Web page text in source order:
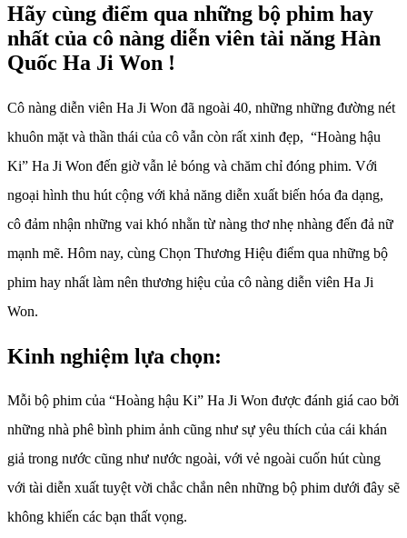
Hãy cùng điểm qua những bộ phim hay
nhất của cô nàng diễn viên tài năng Hàn
Quốc Ha Ji Won !
Cô nàng diễn viên Ha Ji Won đã ngoài 40, những những đường nét
khuôn mặt và thần thái của cô vẫn còn rất xinh đẹp, “Hoàng hậu
Ki” Ha Ji Won đến giờ vẫn lẻ bóng và chăm chỉ đóng phim. Với
ngoại hình thu hút cộng với khả năng diễn xuất biến hóa đa dạng,
cô đảm nhận những vai khó nhằn từ nàng thơ nhẹ nhàng đến đả nữ
mạnh mẽ. Hôm nay, cùng Chọn Thương Hiệu điểm qua những bộ
phim hay nhất làm nên thương hiệu của cô nàng diễn viên Ha Ji
Won.
Kinh nghiệm lựa chọn:
Mỗi bộ phim của “Hoàng hậu Ki” Ha Ji Won được đánh giá cao bởi
những nhà phê bình phim ảnh cũng như sự yêu thích của cái khán
giả trong nước cũng như nước ngoài, với vẻ ngoài cuốn hút cùng
với tài diễn xuất tuyệt vời chắc chắn nên những bộ phim dưới đây sẽ
không khiến các bạn thất vọng.